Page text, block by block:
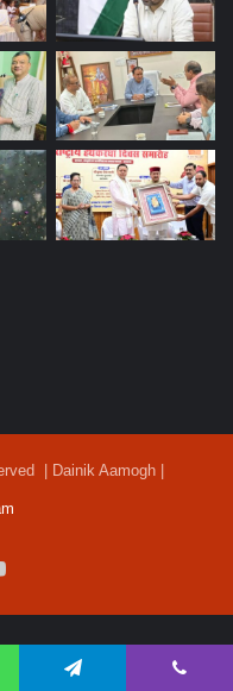
| Dainik Aamogh |